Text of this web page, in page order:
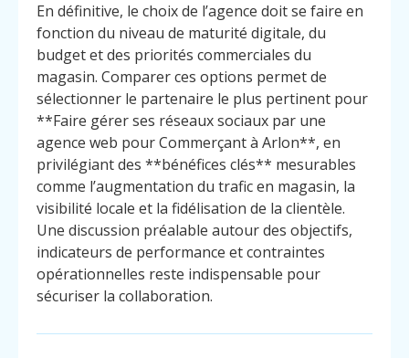
En définitive, le choix de l’agence doit se faire en
fonction du niveau de maturité digitale, du
budget et des priorités commerciales du
magasin. Comparer ces options permet de
sélectionner le partenaire le plus pertinent pour
**Faire gérer ses réseaux sociaux par une
agence web pour Commerçant à Arlon**, en
privilégiant des **bénéfices clés** mesurables
comme l’augmentation du trafic en magasin, la
visibilité locale et la fidélisation de la clientèle.
Une discussion préalable autour des objectifs,
indicateurs de performance et contraintes
opérationnelles reste indispensable pour
sécuriser la collaboration.